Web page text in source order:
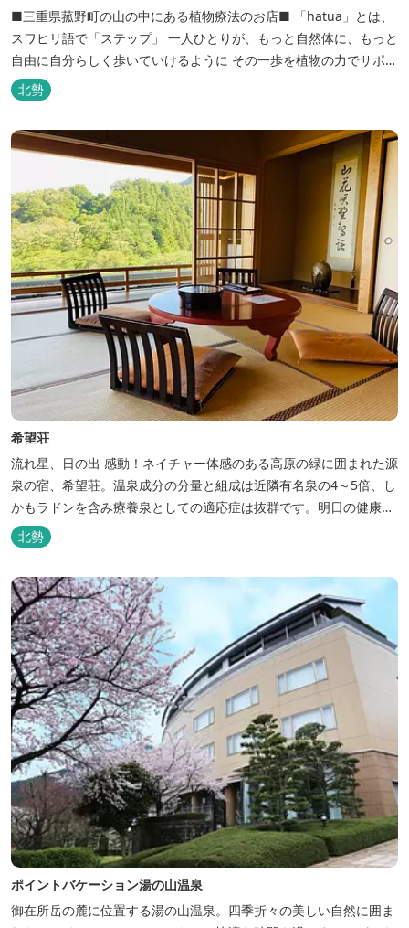
■三重県菰野町の山の中にある植物療法のお店■ 「hatua」とは、
スワヒリ語で「ステップ」 一人ひとりが、もっと自然体に、もっと
自由に自分らしく歩いていけるように その一歩を植物の力でサポー
トしたいという思いから生まれたお店。 黄土スチームよもぎ蒸しや
アロマの調合、季節の養生講座、アロマ講座、腸活講座、ワークシ
に...
北勢
希望荘
流れ星、日の出 感動！ネイチャー体感のある高原の緑に囲まれた源
泉の宿、希望荘。温泉成分の分量と組成は近隣有名泉の4～5倍、し
かもラドンを含み療養泉としての適応症は抜群です。明日の健康
に、ご宿泊はもちろん日帰り入浴もお気軽にお立ち寄り下さい。 熱
気浴ラドンの泉も新たにオープン！ぜひご利用ください。
北勢
ポイントバケーション湯の山温泉
御在所岳の麓に位置する湯の山温泉。四季折々の美しい自然に囲ま